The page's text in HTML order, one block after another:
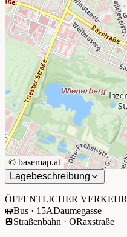
+
−
© basemap.at
Lagebeschreibung
ÖFFENTLICHER VERKEHR
Bus · 15ADaumegasse
Straßenbahn · ORaxstraße